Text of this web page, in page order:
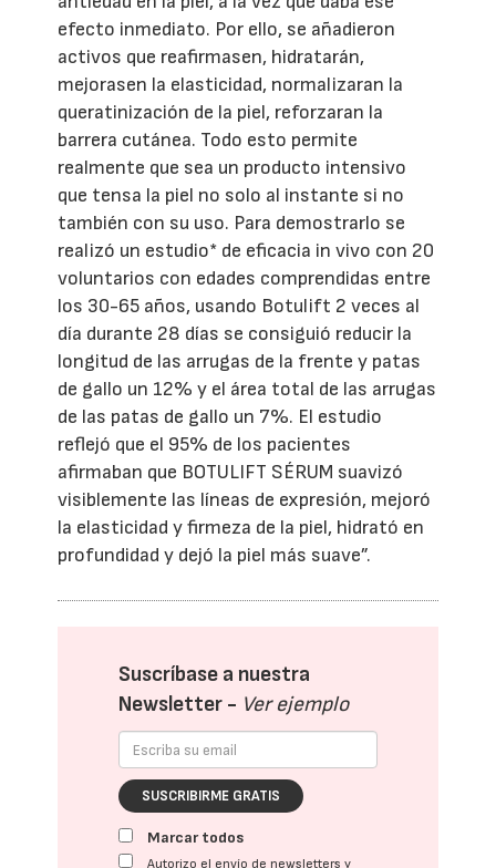
efecto inmediato. Por ello, se añadieron
activos que reafirmasen, hidratarán,
mejorasen la elasticidad, normalizaran la
queratinización de la piel, reforzaran la
barrera cutánea. Todo esto permite
realmente que sea un producto intensivo
que tensa la piel no solo al instante si no
también con su uso. Para demostrarlo se
realizó un estudio* de eficacia in vivo con 20
voluntarios con edades comprendidas entre
los 30-65 años, usando Botulift 2 veces al
día durante 28 días se consiguió reducir la
longitud de las arrugas de la frente y patas
de gallo un 12% y el área total de las arrugas
de las patas de gallo un 7%. El estudio
reflejó que el 95% de los pacientes
afirmaban que BOTULIFT SÉRUM suavizó
visiblemente las líneas de expresión, mejoró
la elasticidad y firmeza de la piel, hidrató en
profundidad y dejó la piel más suave”.
Suscríbase a nuestra
Newsletter - Ver ejemplo
SUSCRIBIRME GRATIS
Marcar todos
Autorizo el envío de newsletters y